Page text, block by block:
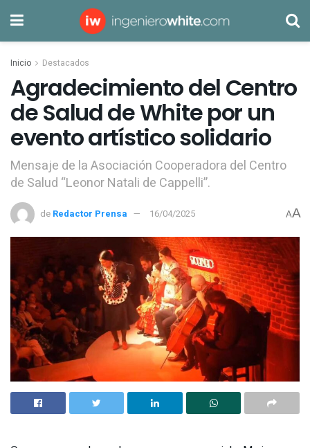
Inicio Destacados
Agradecimiento del Centro
de Salud de White por un
evento artístico solidario
Mensaje de la Asociación Cooperadora del Centro
de Salud “Leonor Natali de Cappelli”.
de Redactor Prensa 16/04/2025 AA